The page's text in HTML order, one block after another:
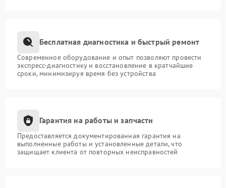
Бесплатная диагностика и быстрый ремонт
Современное оборудование и опыт позволяют провести
экспресс-диагностику и восстановление в кратчайшие
сроки, минимизируя время без устройства
Гарантия на работы и запчасти
Предоставляется документированная гарантия на
выполненные работы и установленные детали, что
защищает клиента от повторных неисправностей